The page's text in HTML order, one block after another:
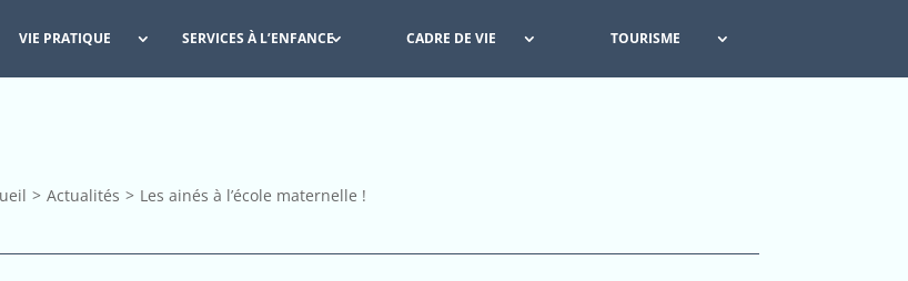
VIE PRATIQUE SERVICES À L’ENFANCE CADRE DE VIE TOURISME
Actualités Les ainés à l’école maternelle !